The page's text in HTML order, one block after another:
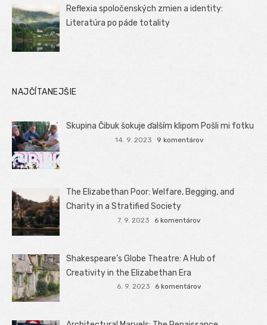
Reflexia spoločenských zmien a identity:
Literatúra po páde totality
NAJČÍTANEJŠIE
Skupina Čibuk šokuje ďalším klipom Pošli mi fotku
14. 9. 2023 9 komentárov
The Elizabethan Poor: Welfare, Begging, and
Charity in a Stratified Society
7. 9. 2023 6 komentárov
Shakespeare’s Globe Theatre: A Hub of
Creativity in the Elizabethan Era
6. 9. 2023 6 komentárov